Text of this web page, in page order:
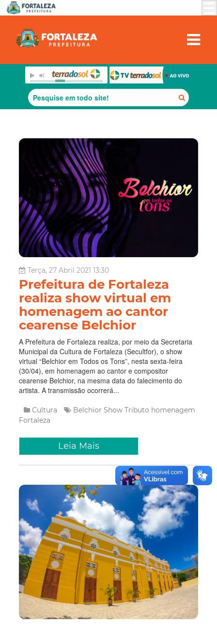
Terça, 27 Abril 2021 13:30
Prefeitura de Fortaleza
realiza show virtual em
homenagem ao cantor
cearense Belchior
A Prefeitura de Fortaleza realiza, por meio da Secretaria
Municipal da Cultura de Fortaleza (Secultfor), o show
virtual “Belchior em Todos os Tons”, nesta sexta-feira
(30/04), em homenagem ao cantor e compositor
cearense Belchior, na mesma data do falecimento do
artista. A transmissão ocorrerá...
Cultura Belchior Show Tributo homenagem
Fortaleza
Leia Mais